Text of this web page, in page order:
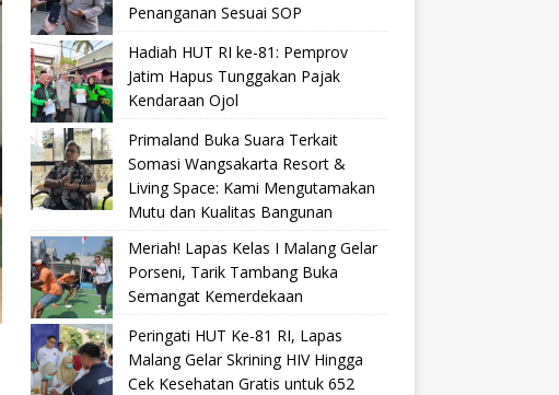
Penanganan Sesuai SOP
Hadiah HUT RI ke-81: Pemprov
Jatim Hapus Tunggakan Pajak
Kendaraan Ojol
Primaland Buka Suara Terkait
Somasi Wangsakarta Resort &
Living Space: Kami Mengutamakan
Mutu dan Kualitas Bangunan
Meriah! Lapas Kelas I Malang Gelar
Porseni, Tarik Tambang Buka
Semangat Kemerdekaan
Peringati HUT Ke-81 RI, Lapas
Malang Gelar Skrining HIV Hingga
Cek Kesehatan Gratis untuk 652